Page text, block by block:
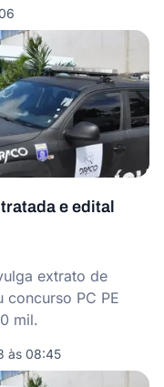
e edital
extrato de
PC PE
mil.
às 08:45